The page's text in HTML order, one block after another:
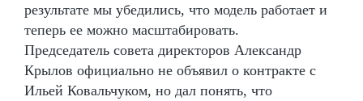
результате мы убедились, что модель работает и
теперь ее можно масштабировать.
Председатель совета директоров Александр
Крылов официально не объявил о контракте с
Ильей Ковальчуком, но дал понять, что